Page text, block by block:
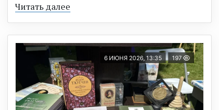
Читать далее
6 ИЮНЯ 2026, 13:35 197